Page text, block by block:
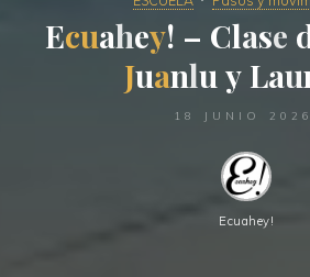
Ecuahey! – Clase
Juanlu y Lau
18 JUNIO 2026
Ecuahey!